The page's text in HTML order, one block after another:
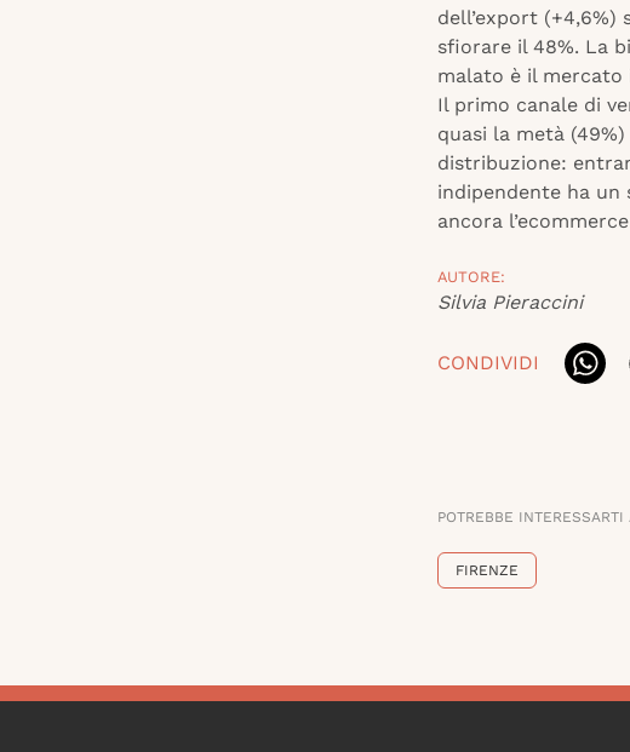
dell’export (+4,6%)
sfiorare il 48%. La
malato è il mercato
Il primo canale di
quasi la metà
distribuzione:
indipendente ha un
ancora
AUTORE:
Silvia Pieraccini
CONDIVIDI
POTREBBE INTERESSARTI
FIRENZE